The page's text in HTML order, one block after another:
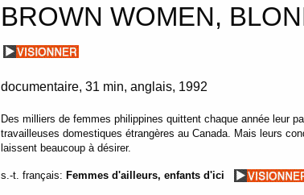
BROWN WOMEN,
documentaire 31 min anglais 1992
Des milliers de femmes philippines quittent chaque année leur
travailleuses domestiques étrangères au Canada. Mais leurs
laissent beaucoup à désirer.
s.-t. français: Femmes d'ailleurs, enfants d'ici